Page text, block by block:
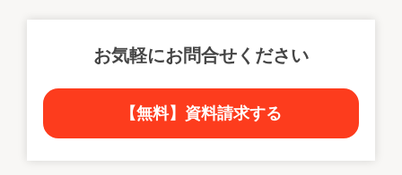
お気軽にお問合せください
【無料】資料請求する